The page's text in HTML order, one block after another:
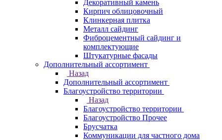
Декоративный камень
Кирпич облицовочный
Клинкерная плитка
Металл сайдинг
Фиброцементный сайдинг и
комплектующие
Штукатурные фасады
Дополнительный ассортимент
Назад
Дополнительный ассортимент
Благоустройство территории
Назад
Благоустройство территории
Благоустройство Прочее
Брусчатка
Коммуникации для частного дома